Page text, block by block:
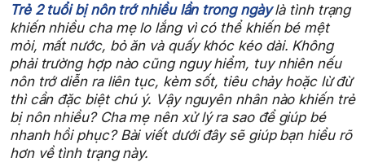
Trẻ 2 tuổi bị nôn trớ nhiều lần trong ngàylà tình trạng
khiến nhiều cha mẹ lo lắng vì có thể khiến bé mệt
mỏi, mất nước, bỏ ăn và quấy khóc kéo dài. Không
phải trường hợp nào cũng nguy hiểm, tuy nhiên nếu
nôn trớ diễn ra liên tục, kèm sốt, tiêu chảy hoặc lừ đừ
thì cần đặc biệt chú ý. Vậy nguyên nhân nào khiến trẻ
bị nôn nhiều? Cha mẹ nên xử lý ra sao để giúp bé
nhanh hồi phục? Bài viết dưới đây sẽ giúp bạn hiểu rõ
hơn về tình trạng này.